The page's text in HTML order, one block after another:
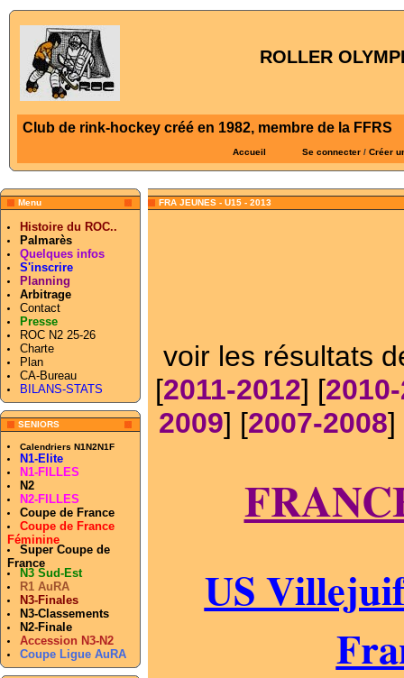
ROLLER
Club de rink-hockey créé en 1982, membre de la FFRS
Accueil Se connecter / Créer
Menu
Histoire du ROC..
Palmarès
Quelques infos
S'inscrire
Planning
Arbitrage
Contact
Presse
ROC N2 25-26
Charte
Plan
CA-Bureau
BILANS-STATS
SENIORS
Calendriers N1N2N1F
N1-Elite
N1-FILLES
N2
N2-FILLES
Coupe de France
Coupe de France
Féminine
Super Coupe de
France
N3 Sud-Est
R1 AuRA
N3-Finales
N3-Classements
N2-Finale
Accession N3-N2
Coupe Ligue AuRA
FRA JEUNES - U15 - 2013
voir les résultats
[2011-2012] [
2009] [2007-2008]
US